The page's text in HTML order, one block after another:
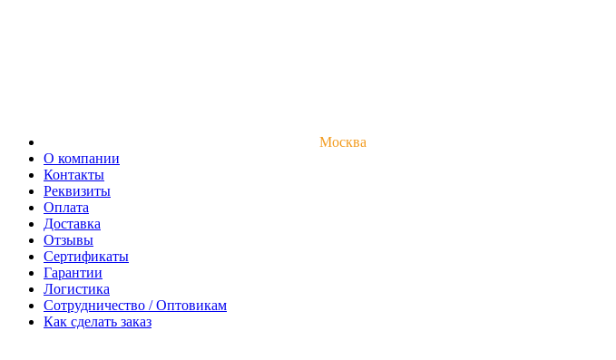
Москва
О компании
Контакты
Реквизиты
Оплата
Доставка
Отзывы
Сертификаты
Гарантии
Логистика
Сотрудничество / Оптовикам
Как сделать заказ